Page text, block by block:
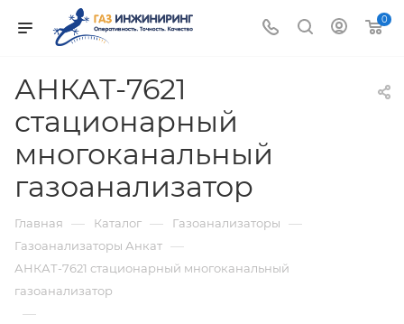
0
АНКАТ-7621
стационарный
многоканальный
газоанализатор
Главная — Каталог — Газоанализаторы —
Газоанализаторы Анкат —
АНКАТ-7621 стационарный многоканальный
газоанализатор
—